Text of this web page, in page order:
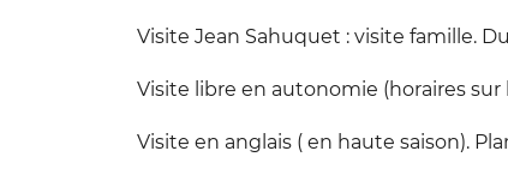
Visite Jean Sahuquet : visite famille.
Visite libre en autonomie (horaires
Visite en anglais ( en haute saison).